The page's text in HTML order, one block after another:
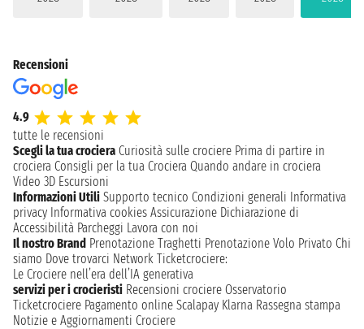
Recensioni
4.9
tutte le recensioni
Scegli la tua crociera Curiosità sulle crociere Prima di partire in
crociera Consigli per la tua Crociera Quando andare in crociera
Video 3D Escursioni
Informazioni Utili Supporto tecnico Condizioni generali Informativa
privacy Informativa cookies Assicurazione Dichiarazione di
Accessibilità Parcheggi Lavora con noi
Il nostro Brand Prenotazione Traghetti Prenotazione Volo Privato Chi
siamo Dove trovarci Network Ticketcrociere:
Le Crociere nell’era dell’IA generativa
servizi per i crocieristi Recensioni crociere Osservatorio
Ticketcrociere Pagamento online Scalapay Klarna Rassegna stampa
Notizie e Aggiornamenti Crociere